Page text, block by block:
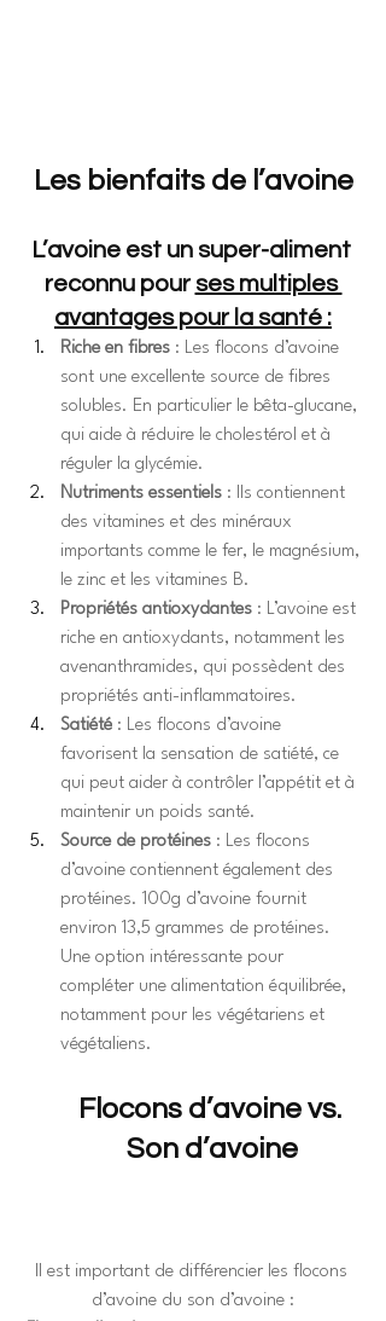
Les bienfaits de l’avoine
L’avoine est un super-aliment
reconnu pour ses multiples
avantages pour la santé :
Riche en fibres : Les flocons d’avoine
sont une excellente source de fibres
solubles. En particulier le bêta-glucane,
qui aide à réduire le cholestérol et à
réguler la glycémie.
Nutriments essentiels : Ils contiennent
des vitamines et des minéraux
importants comme le fer, le magnésium,
le zinc et les vitamines B.
Propriétés antioxydantes : L’avoine est
riche en antioxydants, notamment les
avenanthramides, qui possèdent des
propriétés anti-inflammatoires.
Satiété : Les flocons d’avoine
favorisent la sensation de satiété, ce
qui peut aider à contrôler l’appétit et à
maintenir un poids santé.
Source de protéines : Les flocons
d’avoine contiennent également des
protéines. 100g d’avoine fournit
environ 13,5 grammes de protéines.
Une option intéressante pour
compléter une alimentation équilibrée,
notamment pour les végétariens et
végétaliens.
Flocons d’avoine vs.
Son d’avoine
Il est important de différencier les flocons
d’avoine du son d’avoine :